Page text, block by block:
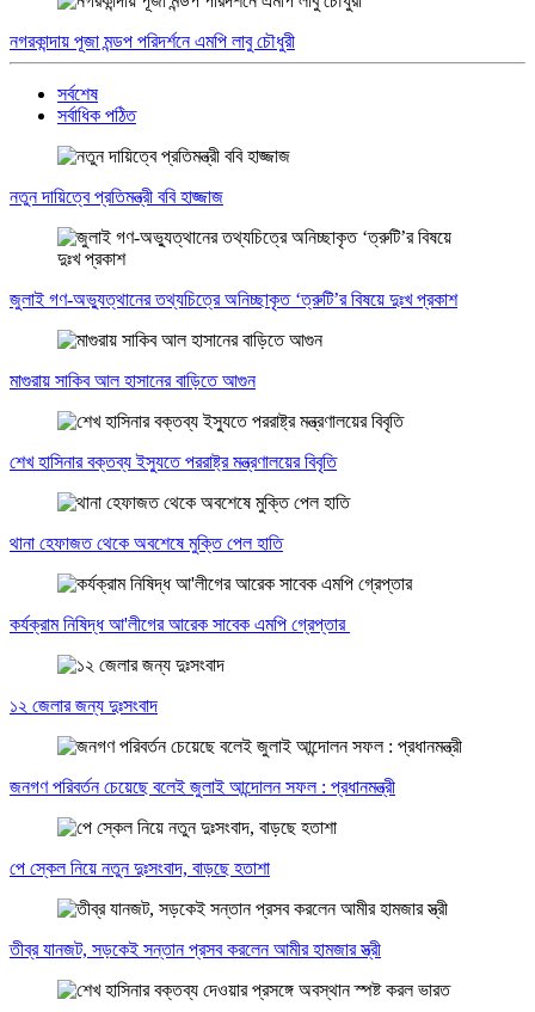
নগরকান্দায় পূজা মন্ডপ পরিদর্শনে এমপি লাবু চৌধুরী
সর্বশেষ
সর্বাধিক পঠিত
নতুন দায়িত্বে প্রতিমন্ত্রী ববি হাজ্জাজ
জুলাই গণ-অভ্যুত্থানের তথ্যচিত্রে অনিচ্ছাকৃত ‘ত্রুটি’র বিষয়ে দুঃখ প্রকাশ
মাগুরায় সাকিব আল হাসানের বাড়িতে আগুন
শেখ হাসিনার বক্তব্য ইস্যুতে পররাষ্ট্র মন্ত্রণালয়ের বিবৃতি
থানা হেফাজত থেকে অবশেষে মুক্তি পেল হাতি
কর্যক্রাম নিষিদ্ধ আ'লীগের আরেক সাবেক এমপি গ্রেপ্তার
১২ জেলার জন্য দুঃসংবাদ
জনগণ পরিবর্তন চেয়েছে বলেই জুলাই আন্দোলন সফল : প্রধানমন্ত্রী
পে স্কেল নিয়ে নতুন দুঃসংবাদ, বাড়ছে হতাশা
তীব্র যানজট, সড়কেই সন্তান প্রসব করলেন আমীর হামজার স্ত্রী